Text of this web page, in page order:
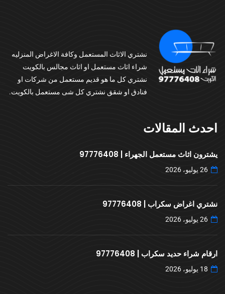
نشتري الاثاث المستعمل وكافة الاغراض المنزليه
شراء اثاث مستعمل او اثاث مجالس بالكويت
نشتري كل ما هو قديم مستعمل من شركات او
فنادق او شقق نشتري كل شى مستعمل بالكويت.
احدث المقالات
يشترون اثاث مستعمل الجهراء | 97776408
26 يوليو، 2026
نشتري اغراض سكراب | 97776408
26 يوليو، 2026
ارقام شراء حديد سكراب | 97776408
18 يوليو، 2026